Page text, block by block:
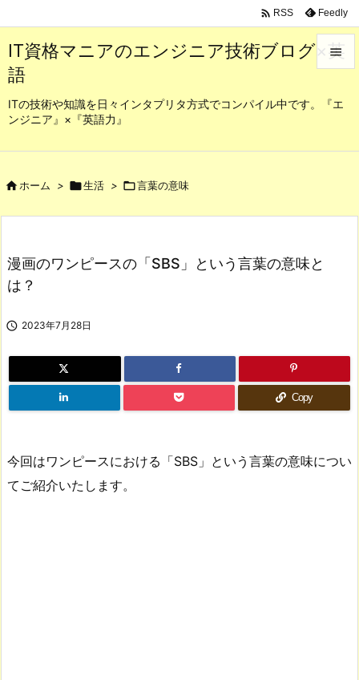
IT資格マニアのエンジニア技術ブログ×英
語
ITの技術や知識を日々インタプリタ方式でコンパイル中です。『エ
ンジニア』×『英語力』

メニュ
 RSS Feedly
ホーム > 生活 > 言葉の意味
漫画のワンピースの「SBS」という言葉の意味と
は？
 2023年7月28日
Copy
今回はワンピースにおける「SBS」という言葉の意味につい
てご紹介いたします。